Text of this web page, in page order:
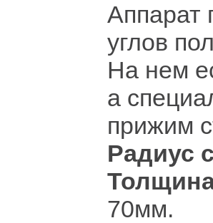
Аппарат
углов
На нем
а
прижим
Радиус
70мм.